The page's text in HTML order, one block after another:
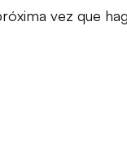
vez que